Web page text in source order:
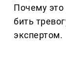
Почему это
бить
экспертом.